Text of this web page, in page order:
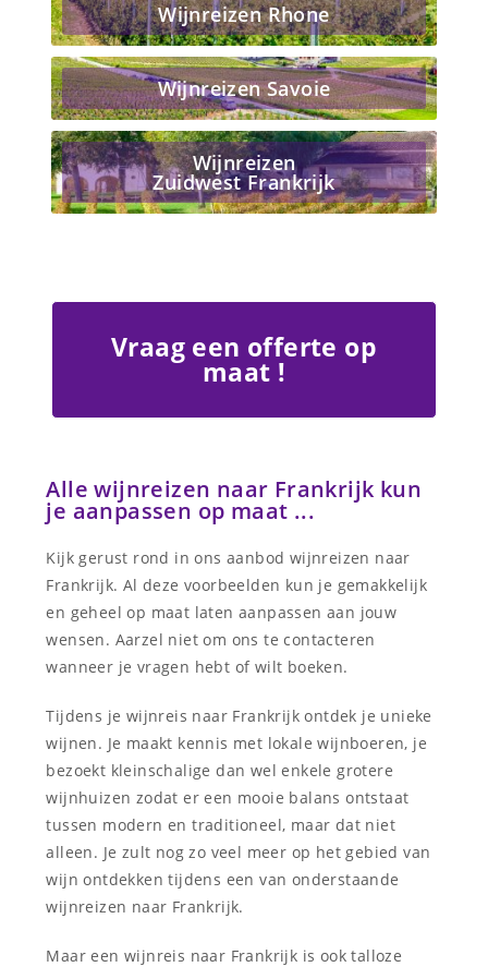
Wijnreizen Rhone
Wijnreizen Savoie
Wijnreizen
Zuidwest Frankrijk
Vraag een offerte op
maat !
Alle wijnreizen naar Frankrijk kun
je aanpassen op maat ...
Kijk gerust rond in ons aanbod wijnreizen naar
Frankrijk. Al deze voorbeelden kun je gemakkelijk
en geheel op maat laten aanpassen aan jouw
wensen. Aarzel niet om ons te contacteren
wanneer je vragen hebt of wilt boeken.
Tijdens je wijnreis naar Frankrijk ontdek je unieke
wijnen. Je maakt kennis met lokale wijnboeren, je
bezoekt kleinschalige dan wel enkele grotere
wijnhuizen zodat er een mooie balans ontstaat
tussen modern en traditioneel, maar dat niet
alleen. Je zult nog zo veel meer op het gebied van
wijn ontdekken tijdens een van onderstaande
wijnreizen naar Frankrijk.
Maar een wijnreis naar Frankrijk is ook talloze